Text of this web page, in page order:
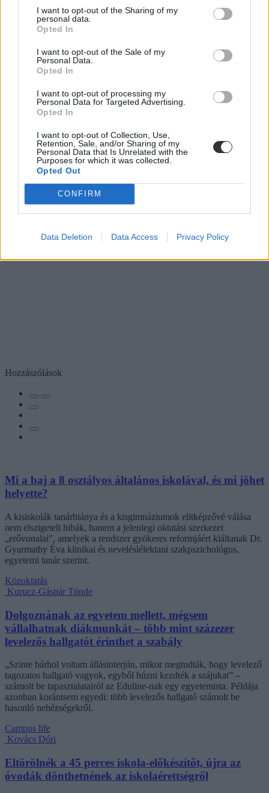
I want to opt-out of the Sharing of my
personal data.
Opted In
I want to opt-out of the Sale of my
Personal Data.
Opted In
I want to opt-out of processing my
Personal Data for Targeted Advertising.
Opted In
I want to opt-out of Collection, Use,
Retention, Sale, and/or Sharing of my
Personal Data that Is Unrelated with the
Purposes for which it was collected.
Opted Out
CONFIRM
Data Deletion Data Access Privacy Policy
Hozzászólások
Mi a baj a 8 osztályos általános iskolával, és mi jöhet
helyette?
A kisiskolák tanárhiánya és a kisgimnáziumok elitképzővé válása
nem elszigetelt hibák, hanem a jelenlegi oktatási szerkezet
„erővonalai”, amelyek a rendszer gyökeres reformjáért kiáltanak Dr.
Gyarmathy Éva klinikai és neveléslélektani szakpszichológus,
egyetemi tanár szerint.
Közoktatás
Kurucz-Gáspár Tünde
Dolgoznának az egyetem mellett, mégsem
vállalhatnak diákmunkát – több mint százezer
levelezős hallgatót érinthet a szabály
„Szinte bárhol voltam állásinterjún, mikor megtudták, hogy levelező
tagozatos hallgató vagyok, egyből húzni kezdték a szájukat” –
számolt be tapasztalatairól az Eduline-nak egy egyetemista. Példája
azonban korántsem egyedi: több levelezős hallgató számolt be
hasonló nehézségekről.
Campus life
Kovács Dóri
Eltörölnék a 45 perces iskola-előkészítőt, újra az
óvodák dönthetnének az iskolaérettségről